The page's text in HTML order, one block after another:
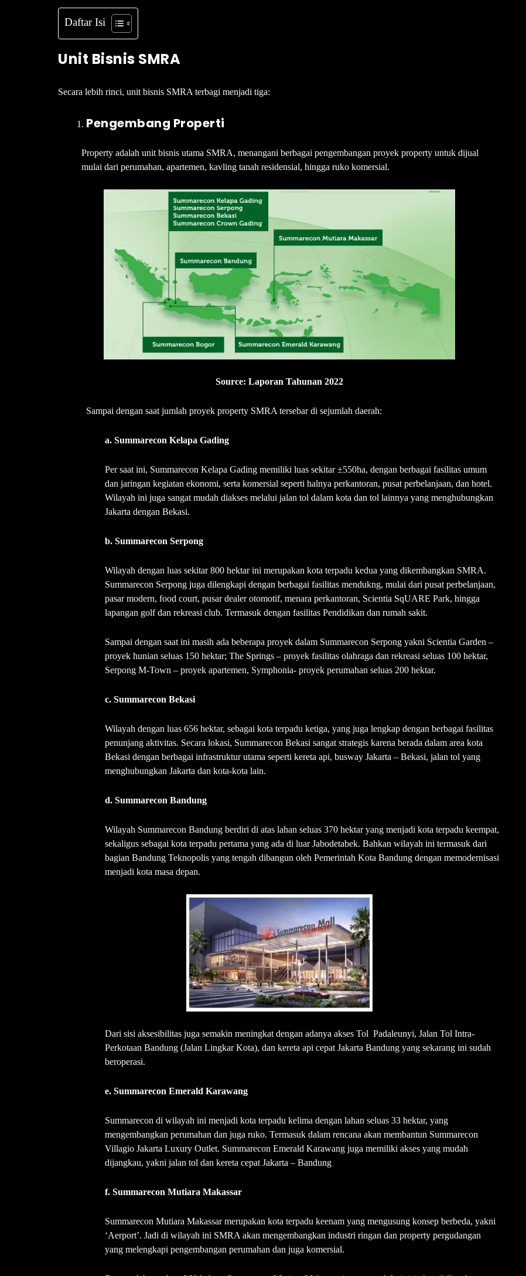
Daftar Isi
Unit Bisnis SMRA
Secara lebih rinci, unit bisnis SMRA terbagi menjadi tiga:
Pengembang Properti
Property adalah unit bisnis utama SMRA, menangani berbagai pengembangan proyek property untuk dijual
mulai dari perumahan, apartemen, kavling tanah residensial, hingga ruko komersial.
Source: Laporan Tahunan 2022
Sampai dengan saat jumlah proyek property SMRA tersebar di sejumlah daerah:
a. Summarecon Kelapa Gading
Per saat ini, Summarecon Kelapa Gading memiliki luas sekitar ±550ha, dengan berbagai fasilitas umum
dan jaringan kegiatan ekonomi, serta komersial seperti halnya perkantoran, pusat perbelanjaan, dan hotel.
Wilayah ini juga sangat mudah diakses melalui jalan tol dalam kota dan tol lainnya yang menghubungkan
Jakarta dengan Bekasi.
b. Summarecon Serpong
Wilayah dengan luas sekitar 800 hektar ini merupakan kota terpadu kedua yang dikembangkan SMRA.
Summarecon Serpong juga dilengkapi dengan berbagai fasilitas mendukng, mulai dari pusat perbelanjaan,
pasar modern, food court, pusar dealer otomotif, menara perkantoran, Scientia SqUARE Park, hingga
lapangan golf dan rekreasi club. Termasuk dengan fasilitas Pendidikan dan rumah sakit.
Sampai dengan saat ini masih ada beberapa proyek dalam Summarecon Serpong yakni Scientia Garden –
proyek hunian seluas 150 hektar; The Springs – proyek fasilitas olahraga dan rekreasi seluas 100 hektar,
Serpong M-Town – proyek apartemen, Symphonia- proyek perumahan seluas 200 hektar.
c. Summarecon Bekasi
Wilayah dengan luas 656 hektar, sebagai kota terpadu ketiga, yang juga lengkap dengan berbagai fasilitas
penunjang aktivitas. Secara lokasi, Summarecon Bekasi sangat strategis karena berada dalam area kota
Bekasi dengan berbagai infrastruktur utama seperti kereta api, busway Jakarta – Bekasi, jalan tol yang
menghubungkan Jakarta dan kota-kota lain.
d. Summarecon Bandung
Wilayah Summarecon Bandung berdiri di atas lahan seluas 370 hektar yang menjadi kota terpadu keempat,
sekaligus sebagai kota terpadu pertama yang ada di luar Jabodetabek. Bahkan wilayah ini termasuk dari
bagian Bandung Teknopolis yang tengah dibangun oleh Pemerintah Kota Bandung dengan memodernisasi
menjadi kota masa depan.
Dari sisi aksesibilitas juga semakin meningkat dengan adanya akses Tol Padaleunyi, Jalan Tol Intra-
Perkotaan Bandung (Jalan Lingkar Kota), dan kereta api cepat Jakarta Bandung yang sekarang ini sudah
beroperasi.
e. Summarecon Emerald Karawang
Summarecon di wilayah ini menjadi kota terpadu kelima dengan lahan seluas 33 hektar, yang
mengembangkan perumahan dan juga ruko. Termasuk dalam rencana akan membantun Summarecon
Villagio Jakarta Luxury Outlet. Summarecon Emerald Karawang juga memiliki akses yang mudah
dijangkau, yakni jalan tol dan kereta cepat Jakarta – Bandung
f. Summarecon Mutiara Makassar
Summarecon Mutiara Makassar merupakan kota terpadu keenam yang mengusung konsep berbeda, yakni
‘Aerport’. Jadi di wilayah ini SMRA akan mengembangkan industri ringan dan property pergudangan
yang melengkapi pengembangan perumahan dan juga komersial.